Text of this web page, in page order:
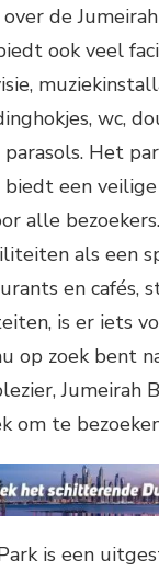
de
ook veel
wc,
Het
een veilige
alle
als een
en cafés,
is er iets
op zoek bent
Jumeirah
om te
is een